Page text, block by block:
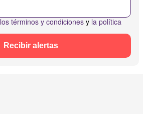
los términos y condiciones y la política
Recibir alertas